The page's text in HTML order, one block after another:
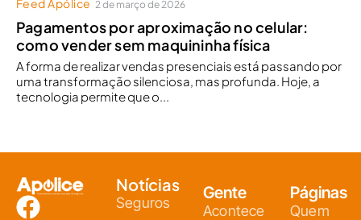
Feed Apólice 2 de março de 2026
Pagamentos por aproximação no celular:
como vender sem maquininha física
A forma de realizar vendas presenciais está passando por
uma transformação silenciosa, mas profunda. Hoje, a
tecnologia permite que o...
Notícias
Seguros
Gente
Acontece
Páginas
Quem